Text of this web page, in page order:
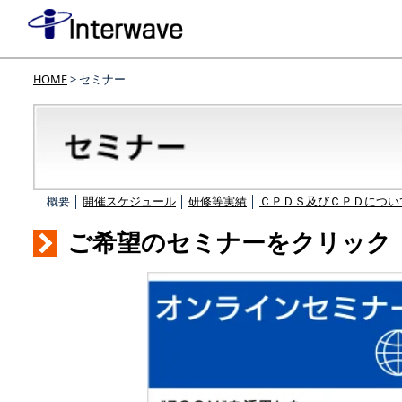
HOME> セミナー
概要 │ 開催スケジュール 研修等実績 ＣＰＤＳ及びＣＰＤにつ
ご希望のセミナーをクリック